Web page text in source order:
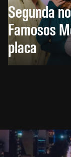
Segunda
Famosos
placa